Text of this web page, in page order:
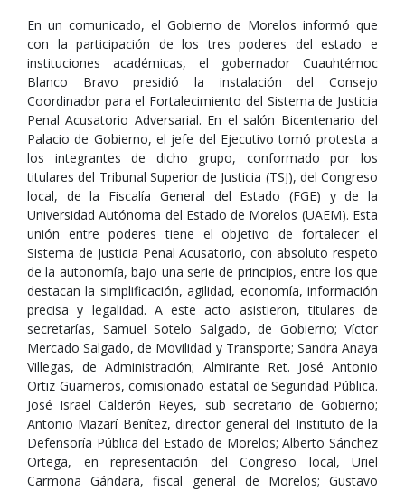
En un comunicado, el Gobierno de Morelos informó que
con la participación de los tres poderes del estado e
instituciones académicas, el gobernador Cuauhtémoc
Blanco Bravo presidió la instalación del Consejo
Coordinador para el Fortalecimiento del Sistema de Justicia
Penal Acusatorio Adversarial. En el salón Bicentenario del
Palacio de Gobierno, el jefe del Ejecutivo tomó protesta a
los integrantes de dicho grupo, conformado por los
titulares del Tribunal Superior de Justicia (TSJ), del Congreso
local, de la Fiscalía General del Estado (FGE) y de la
Universidad Autónoma del Estado de Morelos (UAEM). Esta
unión entre poderes tiene el objetivo de fortalecer el
Sistema de Justicia Penal Acusatorio, con absoluto respeto
de la autonomía, bajo una serie de principios, entre los que
destacan la simplificación, agilidad, economía, información
precisa y legalidad. A este acto asistieron, titulares de
secretarías, Samuel Sotelo Salgado, de Gobierno; Víctor
Mercado Salgado, de Movilidad y Transporte; Sandra Anaya
Villegas, de Administración; Almirante Ret. José Antonio
Ortiz Guarneros, comisionado estatal de Seguridad Pública.
José Israel Calderón Reyes, sub secretario de Gobierno;
Antonio Mazarí Benítez, director general del Instituto de la
Defensoría Pública del Estado de Morelos; Alberto Sánchez
Ortega, en representación del Congreso local, Uriel
Carmona Gándara, fiscal general de Morelos; Gustavo